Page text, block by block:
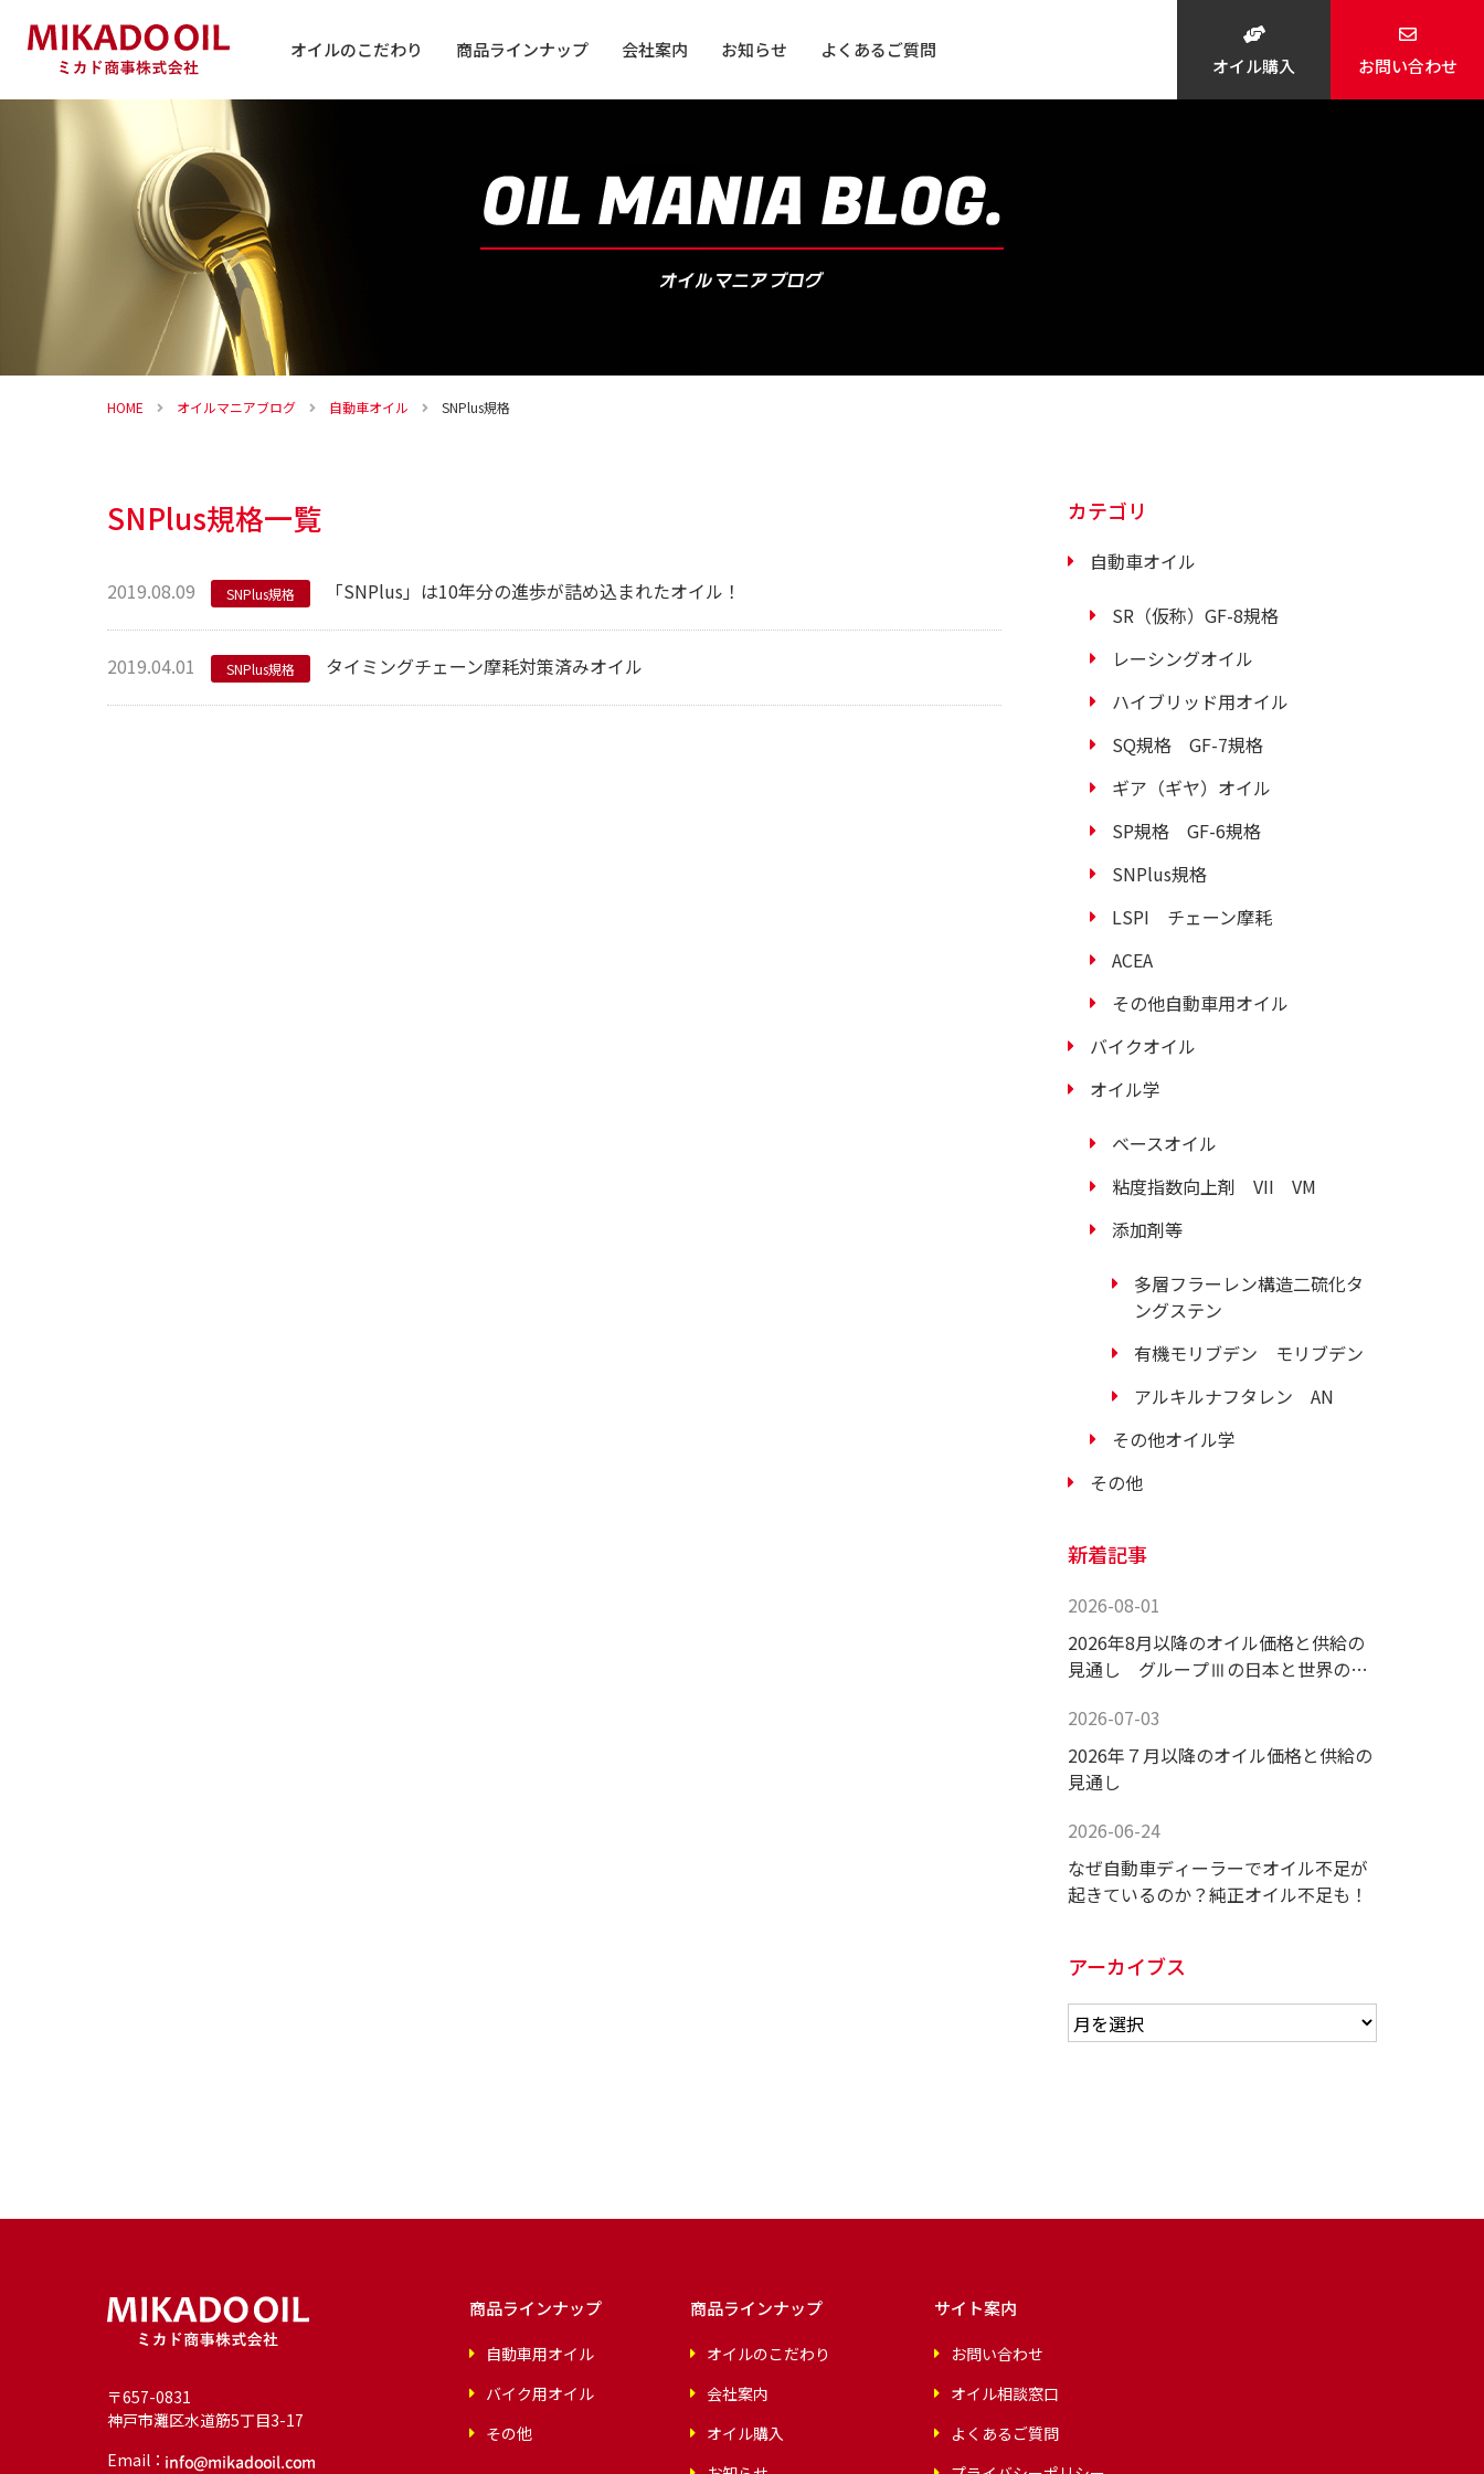
オイルのこだわり 商品ラインナップ
バイク用オイル
会社案内 お知らせ よくあるご質問
オイル購入 お問い合わせ
HOME オイルマニアブログ 自動車オイル SNPlus規格
SNPlus規格一覧
2019.08.09 SNPlus規格 「SNPlus」は10年分の進歩が詰め込まれたオイル！
2019.04.01 SNPlus規格 タイミングチェーン摩耗対策済みオイル
カテゴリ
自動車オイル
SR（仮称）GF-8規格
レーシングオイル
ハイブリッド用オイル
SQ規格 GF-7規格
ギア（ギヤ）オイル
SP規格 GF-6規格
SNPlus規格
LSPI チェーン摩耗
ACEA
その他自動車用オイル
バイクオイル
オイル学
ベースオイル
粘度指数向上剤 VII VM
添加剤等
多層フラーレン構造二硫化タ
ングステン
有機モリブデン モリブデン
アルキルナフタレン AN
その他オイル学
その他
新着記事
2026-08-01
2026年8月以降のオイル価格と供給の
見通し グループⅢの日本と世界の供
2026-07-03
2026年７月以降のオイル価格と供給の
見通し
2026-06-24
なぜ自動車ディーラーでオイル不足が
起きているのか？純正オイル不足も！
アーカイブス
〒657-0831
神戸市灘区水道筋5丁目3-17
Email：
商品ラインナップ
自動車用オイル
バイク用オイル
その他
商品ラインナップ
オイルのこだわり
会社案内
オイル購入
サイト案内
お問い合わせ
オイル相談窓口
よくあるご質問